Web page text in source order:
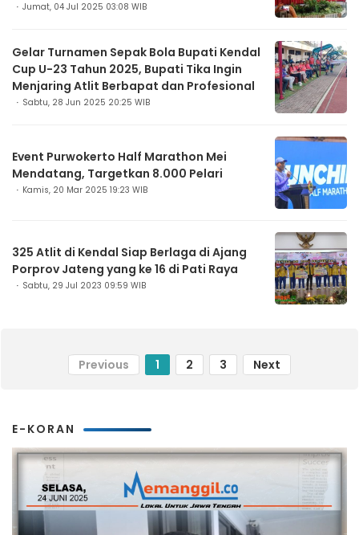
Jumat, 04 Jul 2025 03:08 WIB
Gelar Turnamen Sepak Bola Bupati Kendal
Cup U-23 Tahun 2025, Bupati Tika Ingin
Menjaring Atlit Berbapat dan Profesional
Sabtu, 28 Jun 2025 20:25 WIB
Event Purwokerto Half Marathon Mei
Mendatang, Targetkan 8.000 Pelari
Kamis, 20 Mar 2025 19:23 WIB
325 Atlit di Kendal Siap Berlaga di Ajang
Porprov Jateng yang ke 16 di Pati Raya
Sabtu, 29 Jul 2023 09:59 WIB
Previous 1 2 3 Next
E-KORAN